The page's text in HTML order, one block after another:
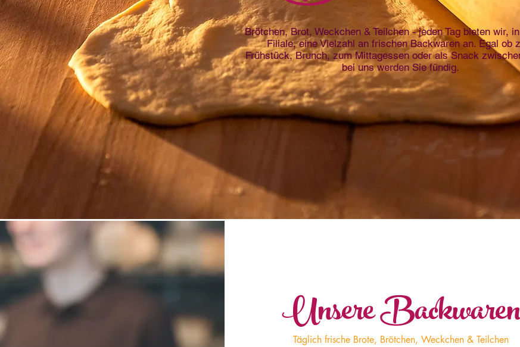
Brötchen, Brot, Weckchen & Teilchen - jeden Tag bieten wir,
Filiale, eine Vielzahl an frischen Backwaren an. Egal ob
Frühstück, Brunch, zum Mittagessen oder als Snack
bei uns werden Sie fündig.
Unsere Backwaren
Täglich frische Brote, Brötchen, Weckchen & Teilchen